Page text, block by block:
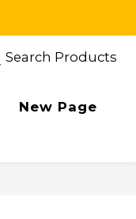
Search Products
New Page